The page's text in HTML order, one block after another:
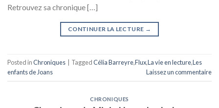
Retrouvez sa chronique […]
CONTINUER LA LECTURE →
Posted inChroniques TaggedCélia Barreyre,Flux,La vie en lecture,Les
enfants de Joans
Laissez un commentaire
CHRONIQUES